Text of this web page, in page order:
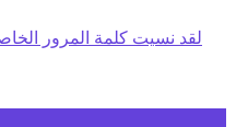
لقد نسيت كلمة المرور